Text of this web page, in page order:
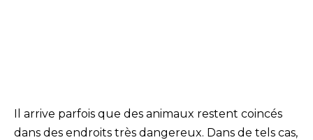
Il arrive parfois que des animaux restent coincés
dans des endroits très dangereux. Dans de tels cas,